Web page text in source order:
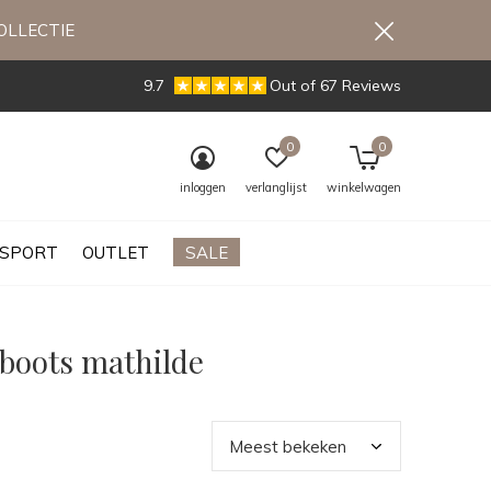
SPORT OUTLET SALE
inloggen verlanglijst
0
winkelwagen
0
9.7 Out of 67 Reviews
mathilde